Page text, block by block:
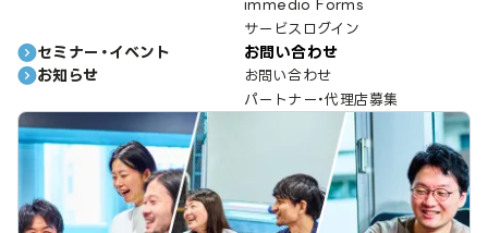
immedio Forms
サービスログイン
セミナー・イベント
お知らせ
お問い合わせ
お問い合わせ
パートナー・代理店募集